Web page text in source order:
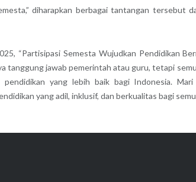
diharapkan berbagai tantangan tersebut
“Partisipasi Semesta Wujudkan Pendidikan
tanggung jawab pemerintah atau guru, tetapi
yang lebih baik bagi Indonesia.
yang adil, inklusif, dan berkualitas bagi